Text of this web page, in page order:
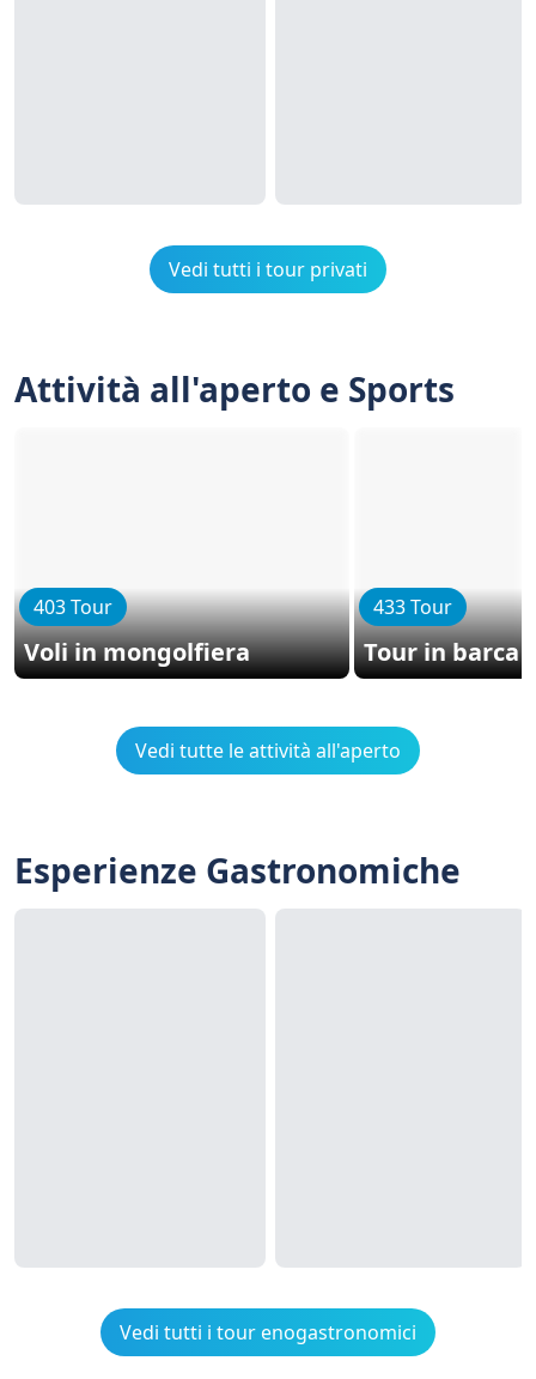
Vedi tutti i tour privati
Attività all'aperto e Sports
403 Tour
Voli in mongolfiera
433 Tour
Tour in barca
Vedi tutte le attività all'aperto
Esperienze Gastronomiche
Vedi tutti i tour enogastronomici